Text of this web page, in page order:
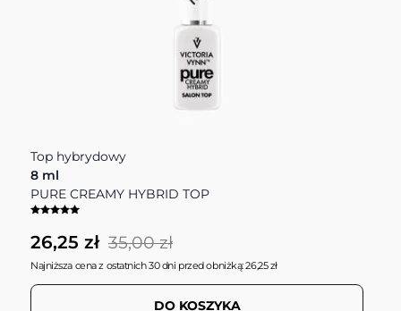
Top hybrydowy
8 ml
PURE CREAMY HYBRID TOP
26,25 zł 35,00 zł
Najniższa cena z ostatnich 30 dni przed obniżką: 26,25 zł
DO KOSZYKA